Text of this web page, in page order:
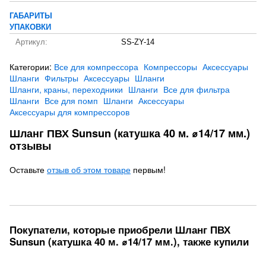
ГАБАРИТЫ
УПАКОВКИ
Артикул:
SS-ZY-14
Категории: Все для компрессора Компрессоры Аксессуары
Шланги Фильтры Аксессуары Шланги
Шланги, краны, переходники Шланги Все для фильтра
Шланги Все для помп Шланги Аксессуары
Аксессуары для компрессоров
Шланг ПВХ Sunsun (катушка 40 м. ⌀14/17 мм.)
отзывы
Оставьте отзыв об этом товаре первым!
Покупатели, которые приобрели Шланг ПВХ
Sunsun (катушка 40 м. ⌀14/17 мм.), также купили